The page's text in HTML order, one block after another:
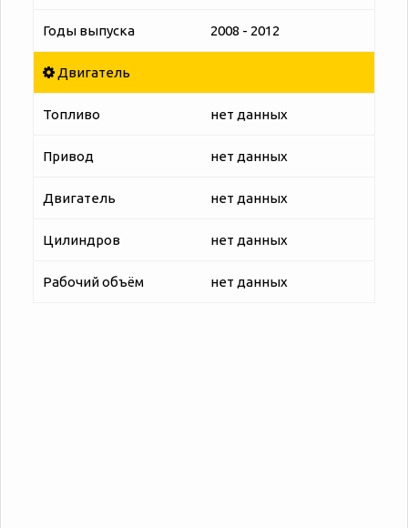
Годы выпуска 2008 - 2012
Двигатель
Топливо нет данных
Привод нет данных
Двигатель нет данных
Цилиндров нет данных
Рабочий объём нет данных